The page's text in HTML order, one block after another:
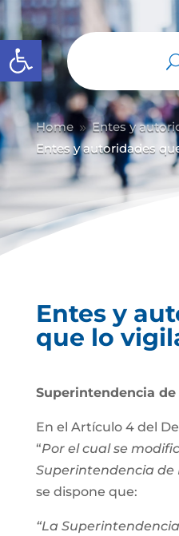
Abrir barra de
Home 9 Entes y
Entes y autoridades
Entes y
que lo
Superintendencia
En el Artículo 4 del
“Por el cual se
Superintendencia de
se dispone que:
“La